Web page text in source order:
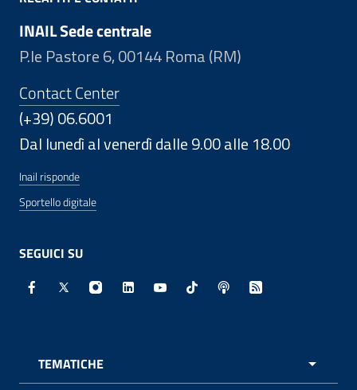
INAIL Sede centrale
P.le Pastore 6, 00144 Roma (RM)
Contact Center
(+39) 06.6001
Dal lunedì al venerdì dalle 9.00 alle 18.00
Inail risponde
Sportello digitale
SEGUICI SU
Facebook - Sito esterno - Apertura in nuova finestra
X - Sito esterno - Apertura in nuova finestra
Instagram - Sito esterno - Apertura in
Linkedin - Sito esterno - Apertura in
Youtube - Sito esterno -
TikTok - Sito esterno -
Spreaker - Sito
Feed RSS -
TEMATICHE